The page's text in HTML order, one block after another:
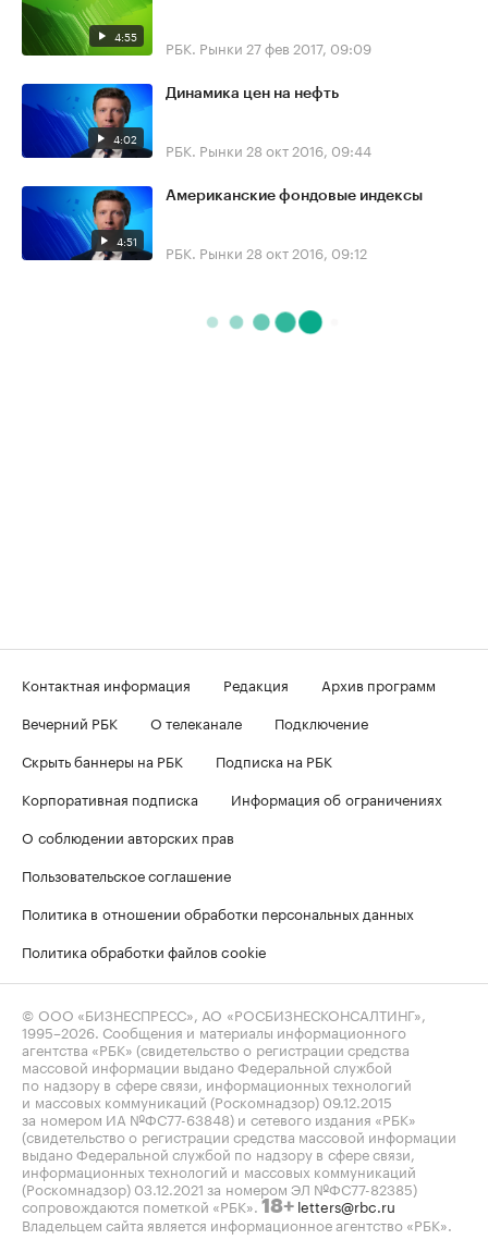
4:55 РБК. Рынки 27 фев 2017, 09:09
4:02
Динамика цен на нефть
РБК. Рынки 28 окт 2016, 09:44
4:51
Американские фондовые индексы
РБК. Рынки 28 окт 2016, 09:12
Контактная информация Редакция
Архив программ
Вечерний РБК
О телеканале
Подключение
Скрыть баннеры на РБК
Подписка на РБК
Корпоративная подписка
Информация об ограничениях
О соблюдении авторских прав
Пользовательское соглашение
Политика в отношении обработки персональных данных
Политика обработки файлов cookie
© ООО «БИЗНЕСПРЕСС», АО «РОСБИЗНЕСКОНСАЛТИНГ»,
1995–2026 . Сообщения и материалы информационного
агентства «РБК» (свидетельство о регистрации средства
массовой информации выдано Федеральной службой
по надзору в сфере связи, информационных технологий
и массовых коммуникаций (Роскомнадзор) 09.12.2015
за номером ИА №ФС77-63848) и сетевого издания «РБК»
(свидетельство о регистрации средства массовой информации
выдано Федеральной службой по надзору в сфере связи,
информационных технологий и массовых коммуникаций
(Роскомнадзор) 03.12.2021 за номером ЭЛ №ФС77-82385)
сопровождаются пометкой «РБК». 18+ letters@rbc.ru
Владельцем сайта является информационное агентство «РБК».